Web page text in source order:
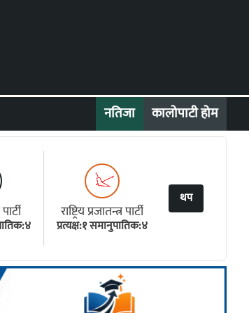
नतिजा कालोपाटी होम
राष्ट्रिय प्रजातन्त्र पार्टी
प्रत्यक्ष:१ समानुपातिक:४
थप